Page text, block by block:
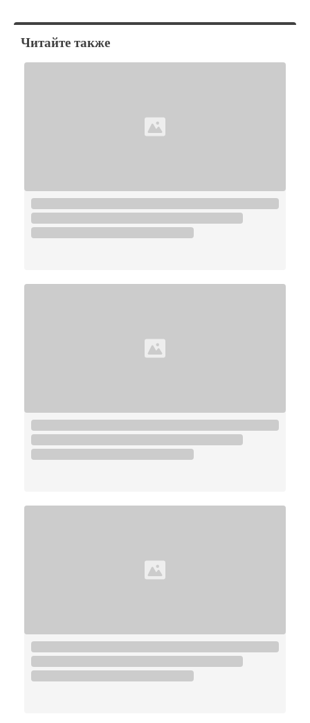
Читайте также